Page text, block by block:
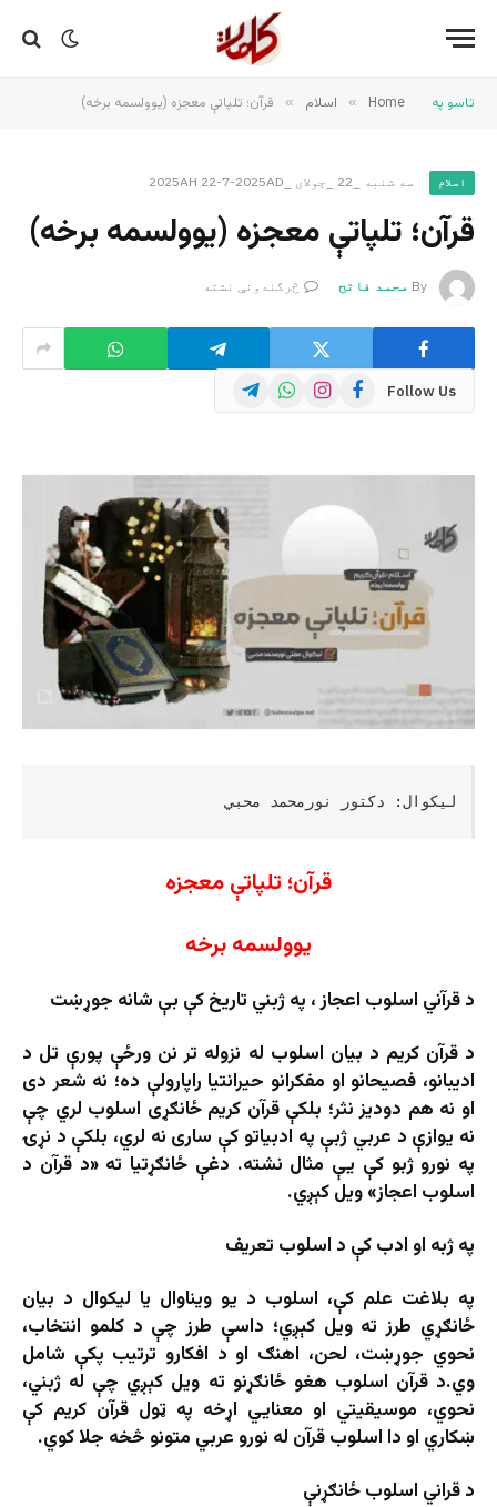
تاسو په Home
» اسلام » قرآن؛ تلپاتې معجزه (یوولسمه برخه)
اسلام سه شنبه _22 _جولای _2025AH 22-7-2025AD
قرآن؛ تلپاتې معجزه (یوولسمه برخه)
By محمد فاتح څرگندونې نشته
Follow Us
Facebook
Instagram
WhatsApp
Telegram
لیکوال: دکتور نورمحمد محبي
قرآن؛ تلپاتې معجزه
یوولسمه برخه
د قرآني اسلوب اعجاز ، په ژبني تاریخ کې بې شانه جوړښت
د قرآن کریم د بیان اسلوب له نزوله تر نن ورځې پورې تل د
ادیبانو، فصیحانو او مفکرانو حیرانتیا راپارولې ده؛ نه شعر دی
او نه هم دودیز نثر؛ بلکې قرآن کریم ځانګړی اسلوب لري چې
نه یوازې د عربي ژبې په ادبیاتو کې ساری نه لري، بلکې د نړۍ
په نورو ژبو کې یې مثال نشته. دغې ځانګړتیا ته «د قرآن د
اسلوب اعجاز» ویل کېږي.
په ژبه او ادب کې د اسلوب تعریف
په بلاغت علم کې، اسلوب د یو ویناوال یا لیکوال د بیان
ځانګړي طرز ته ویل کېږي؛ داسې طرز چې د کلمو انتخاب،
نحوي جوړښت، لحن، اهنګ او د افکارو ترتیب پکې شامل
وي.د قرآن اسلوب هغو ځانګړنو ته ویل کېږي چې له ژبني،
نحوي، موسیقیتي او معنایي اړخه په ټول قرآن کریم کې
ښکاري او دا اسلوب قرآن له نورو عربي متونو څخه جلا کوي.
د قراني اسلوب ځانګړنې